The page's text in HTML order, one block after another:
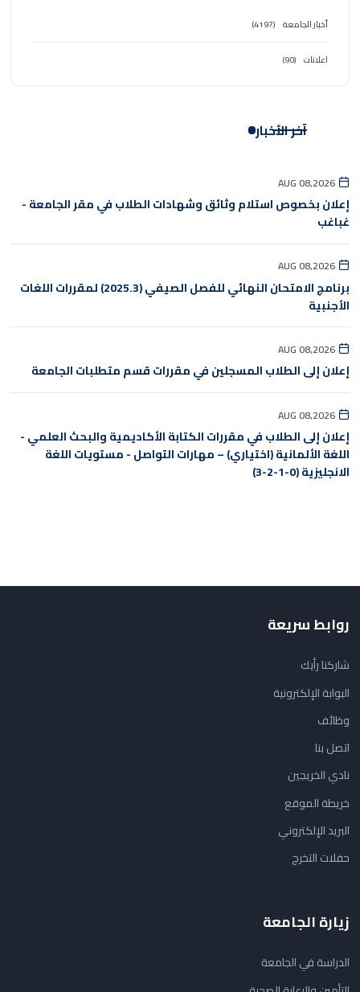
أخبار الجامعة (4197)
اعلانات (90)
آخر الأخبار
AUG 08,2026
إعلان بخصوص استلام وثائق وشهادات الطلاب في مقر الجامعة -
غباغب
AUG 08,2026
برنامج الامتحان النهائي للفصل الصيفي (2025.3) لمقررات اللغات
الأجنبية
AUG 08,2026
إعلان إلى الطلاب المسجلين في مقررات قسم متطلبات الجامعة
AUG 08,2026
إعلان إلى الطلاب في مقررات الكتابة الأكاديمية والبحث العلمي -
اللغة الألمانية (اختياري) – مهارات التواصل - مستويات اللغة
الانجليزية (0-1-2-3)
روابط سريعة
شاركنا رأيك
البوابة الإلكترونية
وظائف
اتصل بنا
نادي الخريجين
خريطة الموقع
البريد الإلكتروني
حفلات التخرج
زيارة الجامعة
الدراسة في الجامعة